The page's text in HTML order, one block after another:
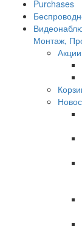
Purchases
Монтаж,